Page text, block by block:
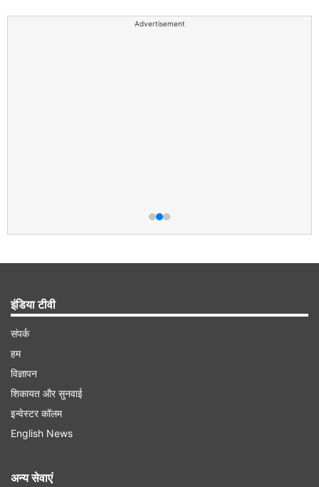
Advertisement
इंडिया टीवी
संपर्क
हम
विज्ञापन
शिकायत और सुनवाई
इन्वेस्टर कॉलम
English News
अन्य सेवाएं